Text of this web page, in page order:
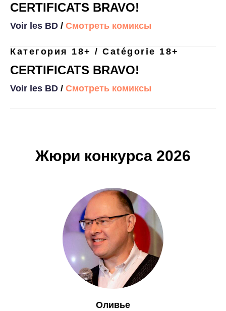
CERTIFICATS BRAVO!
Voir les BD / Смотреть комиксы
Категория 18+ / Catégorie 18+
CERTIFICATS BRAVO!
Voir les BD / Смотреть комиксы
Жюри конкурса 2026
Оливье